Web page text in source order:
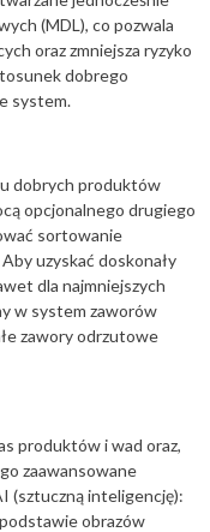
(MDL), co pozwala
oraz zmniejsza ryzyko
dobrego
system.
dobrych produktów
opcjonalnego drugiego
sortowanie
uzyskać doskonały
dla najmniejszych
w system zaworów
zawory odrzutowe
produktów i wad oraz,
zaawansowane
(sztuczną inteligencję):
obrazów